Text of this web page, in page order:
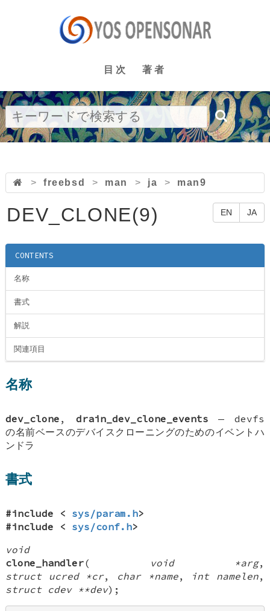
目次 著者
> freebsd > man > ja > man9
EN JA
DEV_CLONE(9)
CONTENTS
名称
書式
解説
関連項目
名称
dev_clone , drain_dev_clone_events — devfs
の名前ベースのデバイスクローニングのためのイベントハ
ンドラ
書式
#include < sys/param.h>
#include < sys/conf.h>
void
clone_handler( void *arg,
struct ucred *cr, char *name, int namelen,
struct cdev **dev);